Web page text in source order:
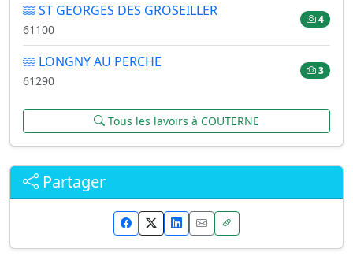
ST GEORGES DES GROSEILLER
61100
4
LONGNY AU PERCHE
61290
3
Tous les lavoirs à COUTERNE
Partager